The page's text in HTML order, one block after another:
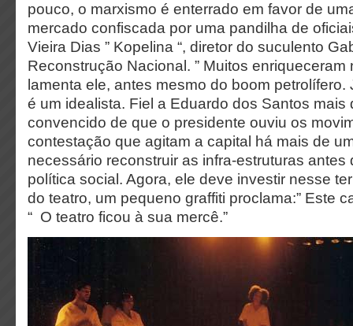
pouco, o marxismo é enterrado em favor de
mercado confiscada por uma pandilha de
Vieira Dias ” Kopelina “, diretor do suculento
Reconstrução Nacional. ” Muitos enriqueceram
lamenta ele, antes mesmo do boom
é um idealista. Fiel a Eduardo dos Santos mais
convencido de que o presidente ouviu os
contestação que agitam a capital há mais de
necessário reconstruir as infra-estruturas antes
política social. Agora, ele deve investir nesse
do teatro, um pequeno graffiti proclama:” Este
“ O teatro ficou à sua mercê.”